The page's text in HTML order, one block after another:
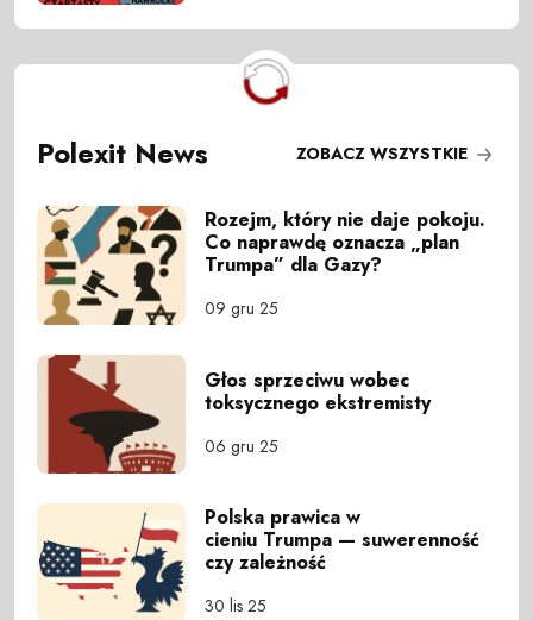
Polexit News ZOBACZ WSZYSTKIE
Rozejm, który nie daje pokoju.
Co naprawdę oznacza „plan
Trumpa” dla Gazy?
09 gru 25
Głos sprzeciwu wobec
toksycznego ekstremisty
06 gru 25
Polska prawica w
cieniu Trumpa — suwerenność
czy zależność
30 lis 25